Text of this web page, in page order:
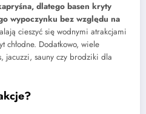
dlatego basen kryty
wypoczynku bez względu na
cieszyć się wodnymi atrakcjami
chłodne. Dodatkowo, wiele
jacuzzi, sauny czy brodziki dla